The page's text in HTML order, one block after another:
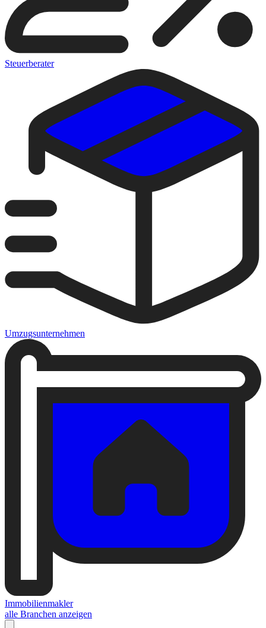
Steuerberater
Umzugsunternehmen
Immobilienmakler
alle Branchen anzeigen